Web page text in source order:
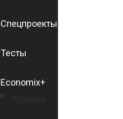
Спецпроекты
Тесты
Economix+